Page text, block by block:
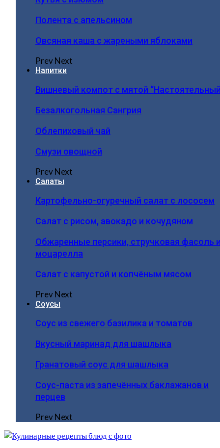
Полента с апельсином
Овсяная каша с жареными яблоками
PrevNext
Напитки
Вишневый компот с мятой
Безалкогольная Сангрия
Облепиховый чай
Смузи овощной
PrevNext
Салаты
Картофельно-огуречный салат с лососем
Салат с рисом, авокадо и кочудяном
Обжаренные персики, стручковая фасоль
моцарелла
Салат с капустой и копчёным мясом
PrevNext
Соусы
Соус из свежего базилика и томатов
Вкусный маринад для шашлыка
Гранатовый соус для шашлыка
Соус-паста из запечённых баклажанов и
перцев
PrevNext